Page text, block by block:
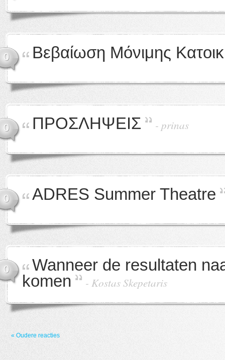
0 Βεβαίωση Μόνιμης
0 ΠΡΟΣΛΗΨΕΙΣ - prinas
0 ADRES Summer Theatre
0
Wanneer de resultaten
komen
- Kostas Skepetaris
« Oudere reacties